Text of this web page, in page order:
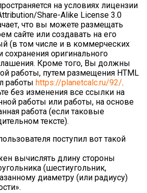
на условиях лицензии
Share-Alike License 3.0
что вы можете размещать
сайте или создавать на его
(в том числе и в коммерческих
сохранения оригинального
Кроме того, Вы должны
работы, путем размещения HTML
работы https://planetcalc.ru/92/.
без изменения все ссылки на
работы или работы, на основе
работа (если таковые
тексте).
поступил вот такой
вычислять длину стороны
(шестиугольник,
диаметру (или радиусу)